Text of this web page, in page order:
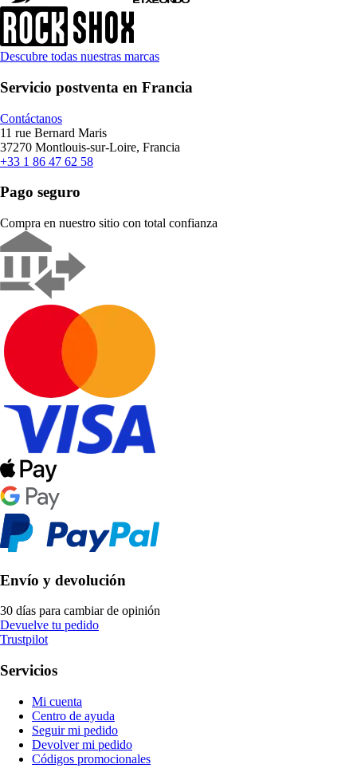
Descubre todas nuestras marcas
Servicio postventa en Francia
Contáctanos
11 rue Bernard Maris
37270 Montlouis-sur-Loire, Francia
+33 1 86 47 62 58
Pago seguro
Compra en nuestro sitio con total confianza
Envío y devolución
30 días para cambiar de opinión
Devuelve tu pedido
Trustpilot
Servicios
Mi cuenta
Centro de ayuda
Seguir mi pedido
Devolver mi pedido
Códigos promocionales